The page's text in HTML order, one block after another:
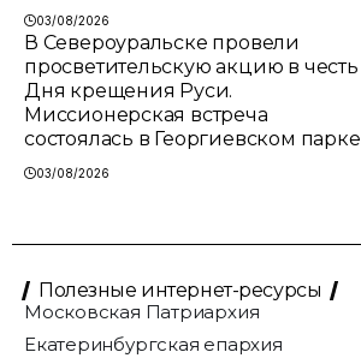
03/08/2026
В Североуральске провели
просветительскую акцию в честь
Дня крещения Руси.
Миссионерская встреча
состоялась в Георгиевском парке
03/08/2026
Полезные интернет-ресурсы
Московская Патриархия
Екатеринбургская епархия